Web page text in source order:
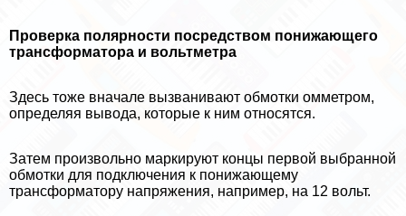
Проверка полярности посредством понижающего
трaнcформатора и вольтметра
Здесь тоже вначале вызванивают обмотки омметром,
определяя вывода, которые к ним относятся.
Затем произвольно маркируют концы первой выбранной
обмотки для подключения к понижающему
трaнcформатору напряжения, например, на 12 вольт.